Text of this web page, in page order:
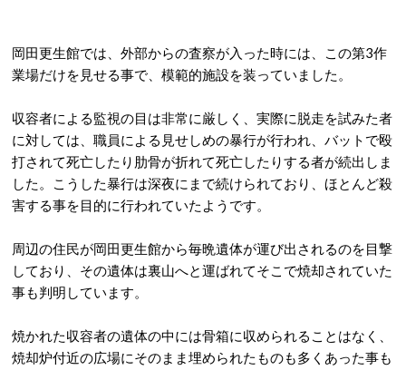
岡田更生館では、外部からの査察が入った時には、この第3作
業場だけを見せる事で、模範的施設を装っていました。
収容者による監視の目は非常に厳しく、実際に脱走を試みた者
に対しては、職員による見せしめの暴行が行われ、バットで殴
打されて死亡したり肋骨が折れて死亡したりする者が続出しま
した。こうした暴行は深夜にまで続けられており、ほとんど殺
害する事を目的に行われていたようです。
周辺の住民が岡田更生館から毎晩遺体が運び出されるのを目撃
しており、その遺体は裏山へと運ばれてそこで焼却されていた
事も判明しています。
焼かれた収容者の遺体の中には骨箱に収められることはなく、
焼却炉付近の広場にそのまま埋められたものも多くあった事も